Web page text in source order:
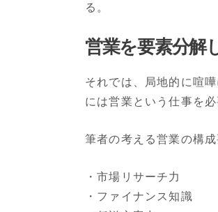
る。
営業を要素分解
それでは、局地的に喧
には営業という仕事を
筆者の考える営業の構
・市場リサーチ力
・ファイナンス知識